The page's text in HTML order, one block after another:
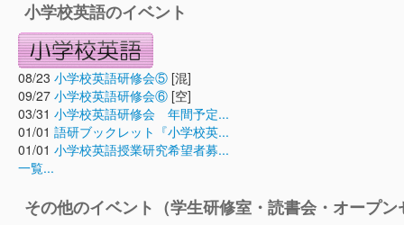
小学校英語のイベント
08/23 小学校英語研修会⑤ [混]
09/27 小学校英語研修会⑥ [空]
03/31 小学校英語研修会 年間予定...
01/01 語研ブックレット『小学校英...
01/01 小学校英語授業研究希望者募...
一覧...
その他のイベント（学生研修室・読書会・オープン